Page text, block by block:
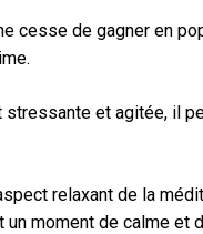
cesse de gagner en
et agitée, il
relaxant de la
moment de calme et